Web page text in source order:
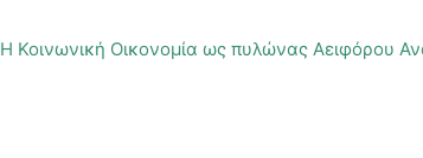
Η Κοινωνική Οικονομία ως πυλώνας Αειφόρου